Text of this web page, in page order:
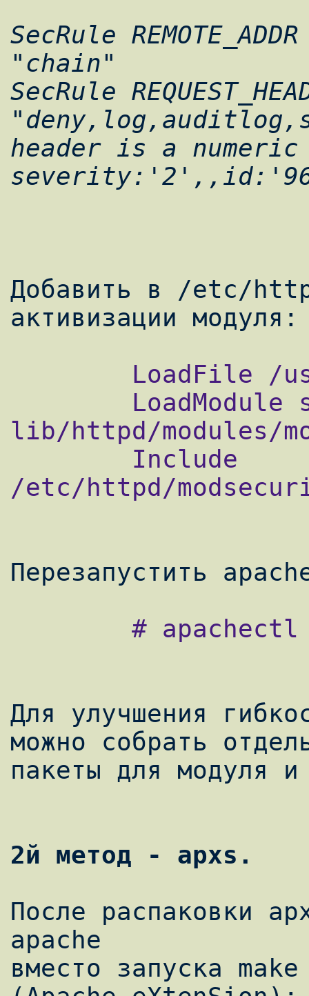
SecRule
"chain"
SecRule
header is a
Добавить в /etc/
lib/httpd/modules/
/etc/httpd/
Для улучшения
можно собрать
пакеты для модуля
2й метод - apxs.
После распаковки
apache
вместо запуска